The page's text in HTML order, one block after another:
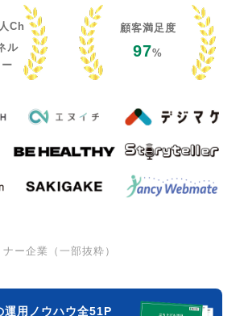
Ch
ル
顧客満足度
97%
ー企業（一部抜粋）
用ノウハウ全51P